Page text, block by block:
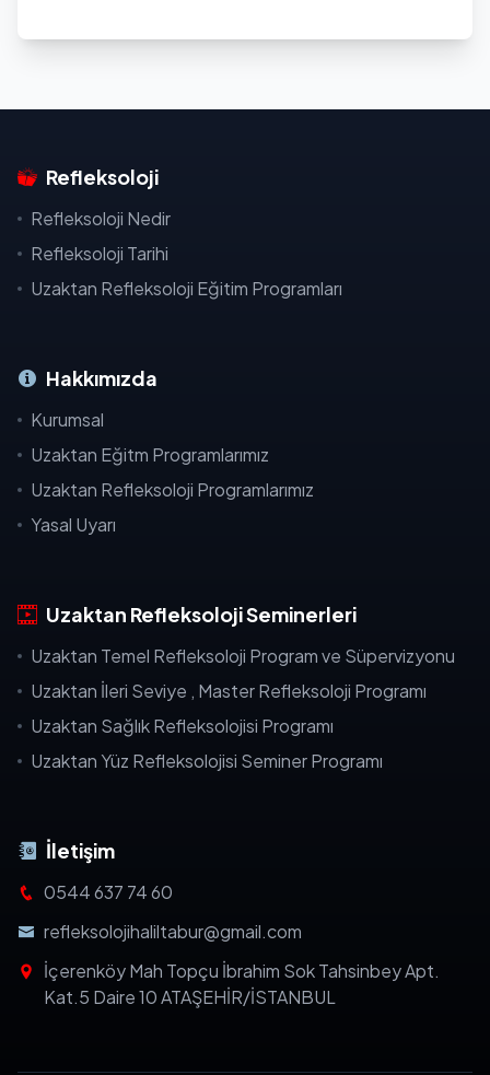
Refleksoloji
Refleksoloji Nedir
Refleksoloji Tarihi
Uzaktan Refleksoloji Eğitim Programları
Hakkımızda
Kurumsal
Uzaktan Eğitm Programlarımız
Uzaktan Refleksoloji Programlarımız
Yasal Uyarı
Uzaktan Refleksoloji Seminerleri
Uzaktan Temel Refleksoloji Program ve Süpervizyonu
Uzaktan İleri Seviye , Master Refleksoloji Programı
Uzaktan Sağlık Refleksolojisi Programı
Uzaktan Yüz Refleksolojisi Seminer Programı
İletişim
0544 637 74 60
refleksolojihaliltabur@gmail.com
İçerenköy Mah Topçu İbrahim Sok Tahsinbey Apt.
Kat.5 Daire 10 ATAŞEHİR/İSTANBUL